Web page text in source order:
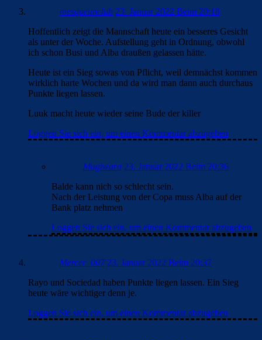
mesqueunclub 23. Januar 2022 Beim 20:18
Hoffentlich zeigt die Mannschaft heute ein besseres Gesicht
als unter der Woche. Aufstellung geht in Ordnung, obwohl
ich schon Busi und Alba draußen gelassen hätte.
Heute ist ein Sieg sowas von Pflicht, weil demnächst kommen
wirklich harte Wochen und da wird man dann auch durchaus
Punkte liegen lassen.
Luuk macht heute wieder seine Bude der killer
Loggen Sie sich ein, um einen Kommentar abzugeben
Mugiwara 23. Januar 2022 Beim 20:36
Balde kann nich so schlecht sein.
Nach der Leistung von der Copa muss Alba auf der
Bank platz nehmen
Loggen Sie sich ein, um einen Kommentar abzugeben
Mercer_007 23. Januar 2022 Beim 20:37
Rayo und Sociedad haben Punkte liegen lassen. Ein Sieg
heute wäre wichtiger denn je.
Loggen Sie sich ein, um einen Kommentar abzugeben